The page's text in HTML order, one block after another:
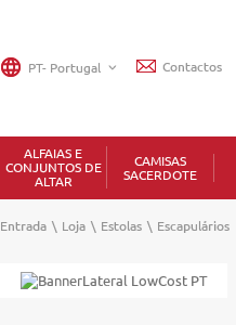
Contactos
ALFAIAS E
CONJUNTOS DE
ALTAR
CAMISAS
SACERDOTE
Entrada \ Loja \ Estolas \ Escapulários